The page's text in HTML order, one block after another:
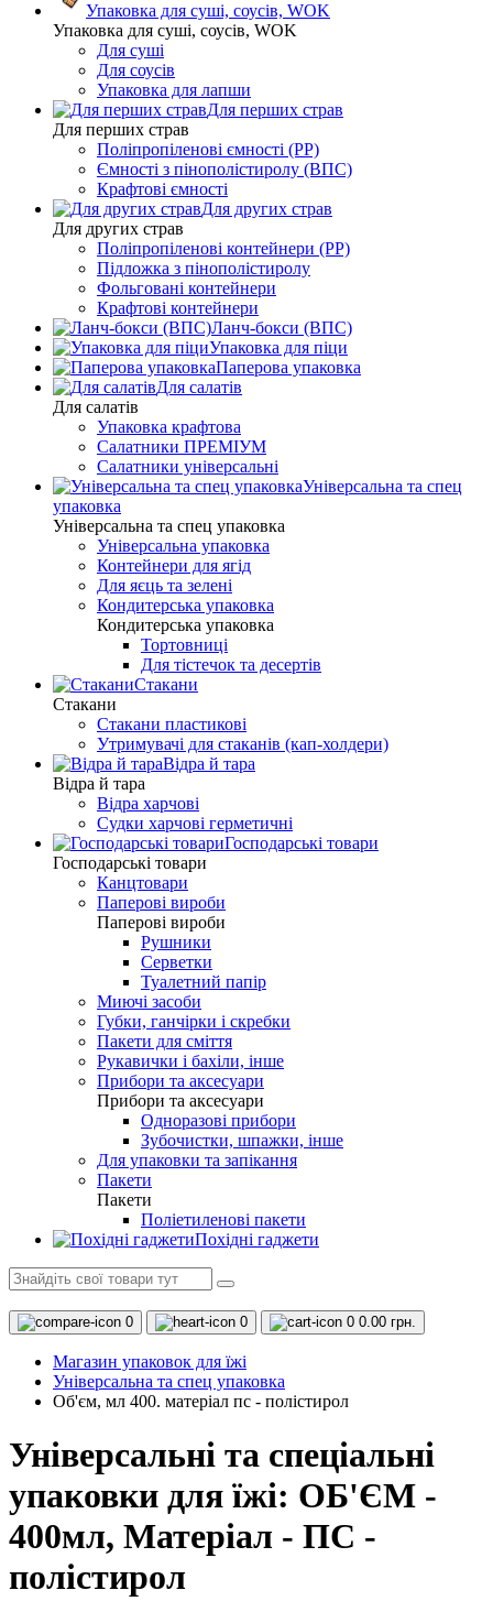
Упаковка для суші, соусів, WOK
Упаковка для суші, соусів, WOK
Для суші
Для соусів
Упаковка для лапши
Для перших страв
Для перших страв
Поліпропіленові ємності (PP)
Ємності з пінополістиролу (ВПС)
Крафтові ємності
Для других страв
Для других страв
Поліпропіленові контейнери (PP)
Підложка з пінополістиролу
Фольговані контейнери
Крафтові контейнери
Ланч-бокси (ВПС)
Упаковка для піци
Паперова упаковка
Для салатів
Для салатів
Упаковка крафтова
Салатники ПРЕМІУМ
Салатники універсальні
Універсальна та спец
упаковка
Універсальна та спец упаковка
Універсальна упаковка
Контейнери для ягід
Для яєць та зелені
Кондитерська упаковка
Кондитерська упаковка
Тортовниці
Для тістечок та десертів
Стакани
Стакани
Стакани пластикові
Утримувачі для стаканів (кап-холдери)
Відра й тара
Відра й тара
Відра харчові
Судки харчові герметичні
Господарські товари
Господарські товари
Канцтовари
Паперові вироби
Паперові вироби
Рушники
Серветки
Туалетний папір
Миючі засоби
Губки, ганчірки і скребки
Пакети для сміття
Рукавички і бахіли, інше
Прибори та аксесуари
Прибори та аксесуари
Одноразові прибори
Зубочистки, шпажки, інше
Для упаковки та запікання
Пакети
Пакети
Поліетиленові пакети
Похідні гаджети
0 0 0 0.00 грн.
Магазин упаковок для їжі
Універсальна та спец упаковка
Об'єм, мл 400. матеріал пс - полістирол
Універсальні та спеціальні
упаковки для їжі: ОБ'ЄМ -
400мл, Матеріал - ПС -
полістирол